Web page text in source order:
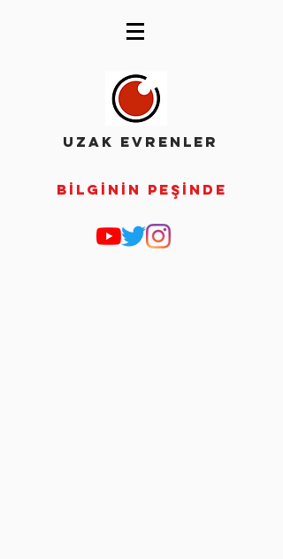
UZAK EVRENLER
Bİlgİnİn Peşİnde